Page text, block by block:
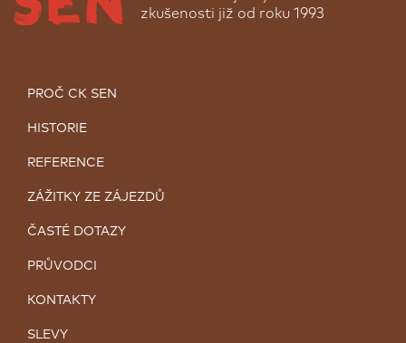
zkušenosti již od roku 1993
PROČ CK SEN
HISTORIE
REFERENCE
ZÁŽITKY ZE ZÁJEZDŮ
ČASTÉ DOTAZY
PRŮVODCI
KONTAKTY
SLEVY